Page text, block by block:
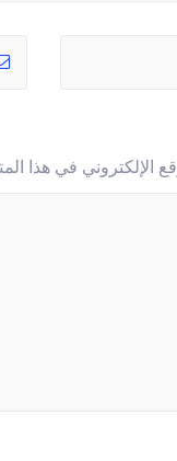
الإلكتروني في هذا